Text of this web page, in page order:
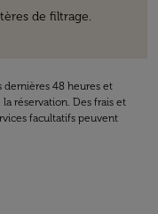
de filtrage.
dernières 48 heures et
réservation. Des frais et
facultatifs peuvent